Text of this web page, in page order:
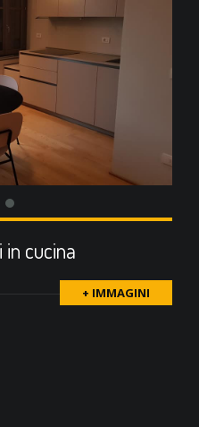
in cucina
+ IMMAGINI